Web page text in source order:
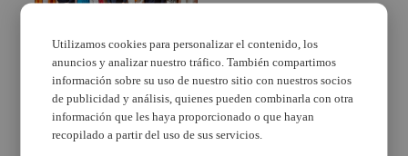
La Diputació de
València presenta el
seu nou equip de
govern
Utilizamos cookies para personalizar el contenido, los
anuncios y analizar nuestro tráfico. También compartimos
información sobre su uso de nuestro sitio con nuestros socios
de publicidad y análisis, quienes pueden combinarla con otra
información que les haya proporcionado o que hayan
recopilado a partir del uso de sus servicios.